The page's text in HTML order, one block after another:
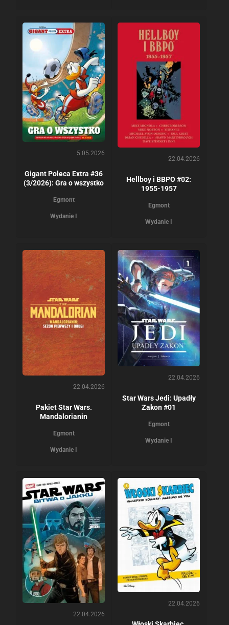
5.05.2026
Gigant Poleca Extra #36
(3/2026): Gra o wszystko
Egmont
Wydanie I
22.04.2026
Hellboy i BBPO #02:
1955-1957
Egmont
Wydanie I
22.04.2026
Pakiet Star Wars.
Mandalorianin
Egmont
Wydanie I
22.04.2026
Star Wars Jedi: Upadły
Zakon #01
Egmont
Wydanie I
22.04.2026
22.04.2026